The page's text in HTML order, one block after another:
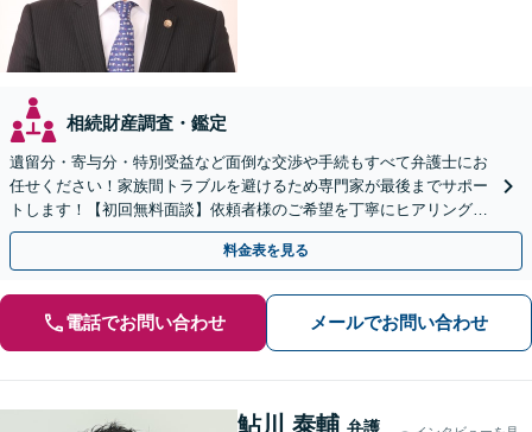
相続財産調査・鑑定
遺留分・寄与分・特別受益など面倒な交渉や手続もすべて弁護士にお
任せください！家族間トラブルを避けるため専門家が最後までサポー
トします！【初回無料面談】依頼者様のご希望を丁寧にヒアリング！
遺言書作成もご相談ください。
料金表を見る
電話でお問い合わせ メールでお問い合わせ
鮎川 泰輔 弁護